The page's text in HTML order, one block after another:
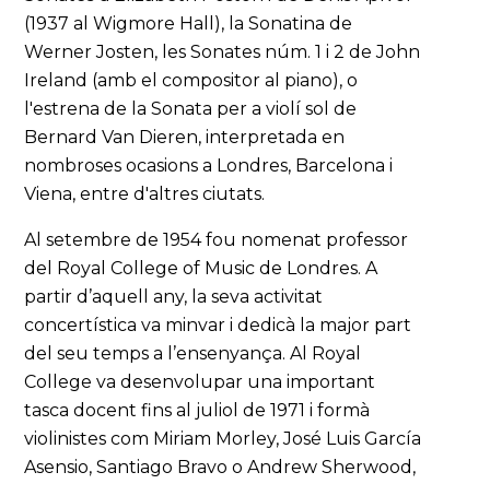
(1937 al Wigmore Hall), la Sonatina de
Werner Josten, les Sonates núm. 1 i 2 de John
Ireland (amb el compositor al piano), o
l'estrena de la Sonata per a violí sol de
Bernard Van Dieren, interpretada en
nombroses ocasions a Londres, Barcelona i
Viena, entre d'altres ciutats.
Al setembre de 1954 fou nomenat professor
del Royal College of Music de Londres. A
partir d’aquell any, la seva activitat
concertística va minvar i dedicà la major part
del seu temps a l’ensenyança. Al Royal
College va desenvolupar una important
tasca docent fins al juliol de 1971 i formà
violinistes com Miriam Morley, José Luis García
Asensio, Santiago Bravo o Andrew Sherwood,